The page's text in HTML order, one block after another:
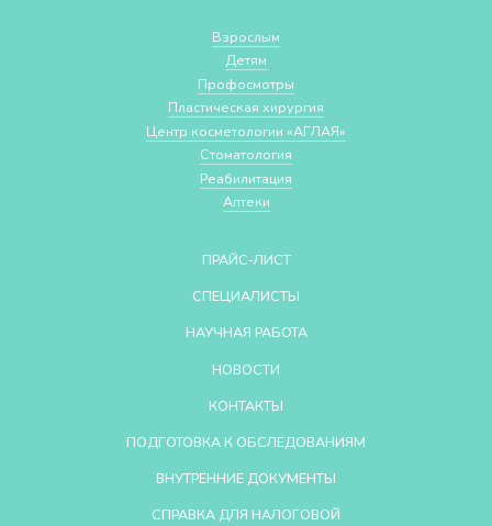
Взрослым
Детям
Профосмотры
Пластическая хирургия
Центр косметологии «АГЛАЯ»
Стоматология
Реабилитация
Аптеки
ПРАЙС-ЛИСТ
СПЕЦИАЛИСТЫ
НАУЧНАЯ РАБОТА
НОВОСТИ
КОНТАКТЫ
ПОДГОТОВКА К ОБСЛЕДОВАНИЯМ
ВНУТРЕННИЕ ДОКУМЕНТЫ
СПРАВКА ДЛЯ НАЛОГОВОЙ